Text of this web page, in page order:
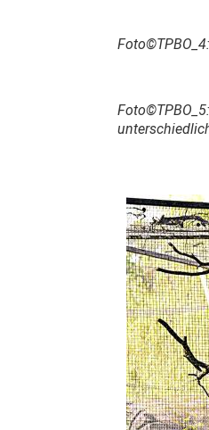
Foto©TPBO_4:
Foto©TPBO_5: